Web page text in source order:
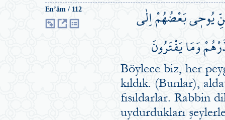
En’âm / 112
يُوح۪ي بَعْضُهُمْ اِلٰى
وَمَا يَفْتَرُونَ
Böylece biz, her
kıldık. (Bunlar),
fısıldarlar. Rabbin
uydurdukları